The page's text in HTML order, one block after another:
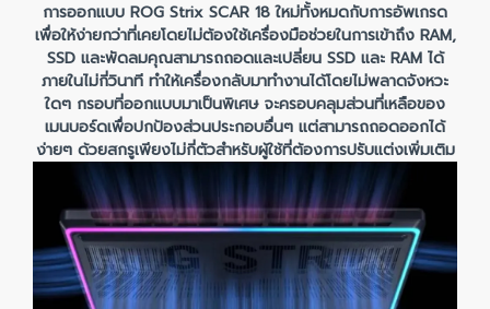
การออกแบบ ROG Strix SCAR 18 ใหม่ทั้งหมดกับการอัพเกรด
เพื่อให้ง่ายกว่าที่เคยโดยไม่ต้องใช้เครื่องมือช่วยในการเข้าถึง RAM,
SSD และพัดลมคุณสามารถถอดและเปลี่ยน SSD และ RAM ได้
ภายในไม่กี่วินาที ทำให้เครื่องกลับมาทำงานได้โดยไม่พลาดจังหวะ
ใดๆ กรอบที่ออกแบบมาเป็นพิเศษ จะครอบคลุมส่วนที่เหลือของ
เมนบอร์ดเพื่อปกป้องส่วนประกอบอื่นๆ แต่สามารถถอดออกได้
ง่ายๆ ด้วยสกรูเพียงไม่กี่ตัวสำหรับผู้ใช้ที่ต้องการปรับแต่งเพิ่มเติม